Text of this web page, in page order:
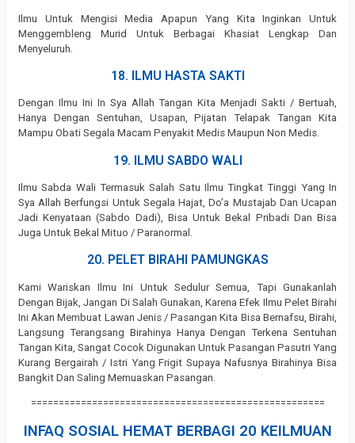
Ilmu Untuk Mengisi Media Apapun Yang Kita Inginkan Untuk
Menggembleng Murid Untuk Berbagai Khasiat Lengkap Dan
Menyeluruh.
18. ILMU HASTA SAKTI
Dengan Ilmu Ini In Sya Allah Tangan Kita Menjadi Sakti / Bertuah,
Hanya Dengan Sentuhan, Usapan, Pijatan Telapak Tangan Kita
Mampu Obati Segala Macam Penyakit Medis Maupun Non Medis.
19. ILMU SABDO WALI
Ilmu Sabda Wali Termasuk Salah Satu Ilmu Tingkat Tinggi Yang In
Sya Allah Berfungsi Untuk Segala Hajat, Do’a Mustajab Dan Ucapan
Jadi Kenyataan (Sabdo Dadi), Bisa Untuk Bekal Pribadi Dan Bisa
Juga Untuk Bekal Mituo / Paranormal.
20. PELET BIRAHI PAMUNGKAS
Kami Wariskan Ilmu Ini Untuk Sedulur Semua, Tapi Gunakanlah
Dengan Bijak, Jangan Di Salah Gunakan, Karena Efek Ilmu Pelet Birahi
Ini Akan Membuat Lawan Jenis / Pasangan Kita Bisa Bernafsu, Birahi,
Langsung Terangsang Birahinya Hanya Dengan Terkena Sentuhan
Tangan Kita, Sangat Cocok Digunakan Untuk Pasangan Pasutri Yang
Kurang Bergairah / Istri Yang Frigit Supaya Nafusnya Birahinya Bisa
Bangkit Dan Saling Memuaskan Pasangan.
=====================================================
INFAQ SOSIAL HEMAT BERBAGI 20 KEILMUAN